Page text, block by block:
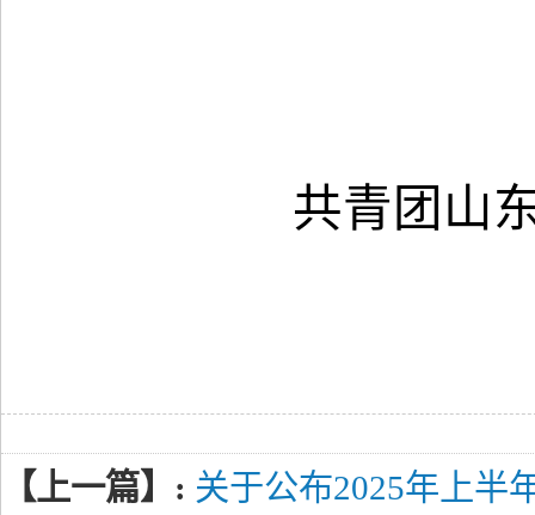
共青团山
【上一篇】: 关于公布2025年上半